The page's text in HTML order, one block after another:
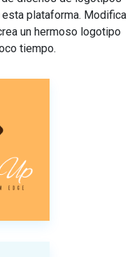
plataforma. Modifica
un hermoso logotipo
tiempo.